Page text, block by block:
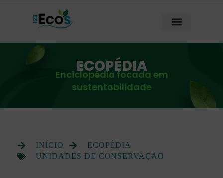
ECOPÉDIA
Enciclopédia focada em
sustentabilidade
INÍCIO
ECOPÉDIA
UNIDADES DE CONSERVAÇÃO